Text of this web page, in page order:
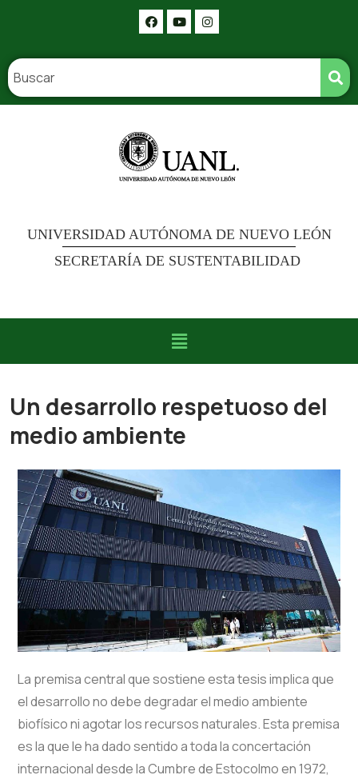
UNIVERSIDAD AUTÓNOMA DE NUEVO LEÓN
SECRETARÍA DE SUSTENTABILIDAD
Un desarrollo respetuoso del
medio ambiente
La premisa central que sostiene esta tesis implica que
el desarrollo no debe degradar el medio ambiente
biofísico ni agotar los recursos naturales. Esta premisa
es la que le ha dado sentido a toda la concertación
internacional desde la Cumbre de Estocolmo en 1972,